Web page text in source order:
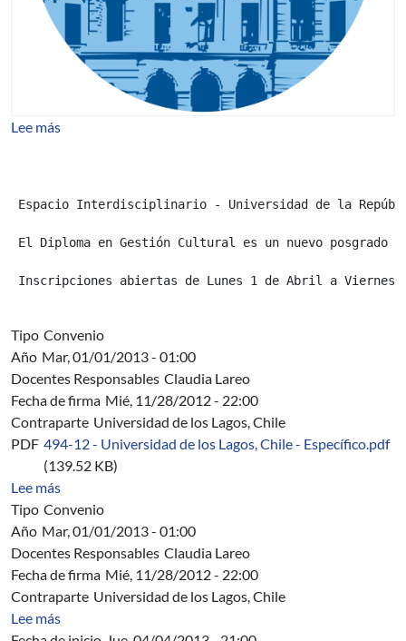
Lee más
Espacio Interdisciplinario - Universidad de la
El Diploma en Gestión Cultural es un nuevo
Inscripciones abiertas de Lunes 1 de Abril a Viernes
Tipo Convenio
Año Mar, 01/01/2013 - 01:00
Docentes Responsables Claudia Lareo
Fecha de firma Mié, 11/28/2012 - 22:00
Contraparte Universidad de los Lagos, Chile
PDF 494-12 - Universidad de los Lagos, Chile - Específico.pdf
(139.52 KB)
Lee más
Tipo Convenio
Año Mar, 01/01/2013 - 01:00
Docentes Responsables Claudia Lareo
Fecha de firma Mié, 11/28/2012 - 22:00
Contraparte Universidad de los Lagos, Chile
Lee más